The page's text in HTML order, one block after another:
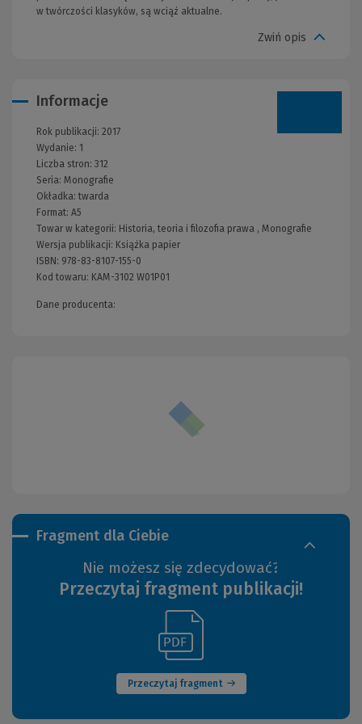
w twórczości klasyków, są wciąż aktualne.
Zwiń opis
Fragment dla Ciebie
Nie możesz się zdecydować?
Przeczytaj fragment publikacji!
Przeczytaj fragment
(Nowe
okno)
innej
Informacje
Rok publikacji: 2017
Wydanie: 1
Liczba stron: 312
Seria: Monografie
Okładka:twarda
Format: A5
Towar w kategorii: Historia, teoria i filozofia prawa , Monografie
Wersja publikacji: Książka papier
ISBN: 978-83-8107-155-0
Kod towaru: KAM-3102 W01P01
Dane producenta: